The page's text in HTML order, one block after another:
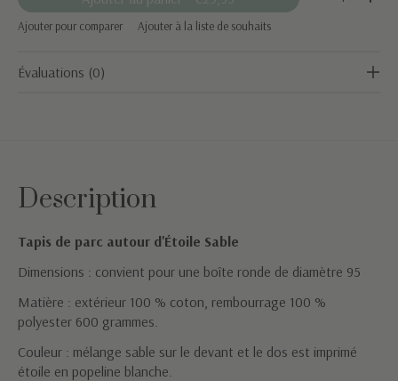
Ajouter pour comparer Ajouter à la liste de souhaits
Évaluations (0)
Description
Tapis de parc autour d'Étoile Sable
Dimensions : convient pour une boîte ronde de diamètre 95
Matière : extérieur 100 % coton, rembourrage 100 %
polyester 600 grammes.
Couleur : mélange sable sur le devant et le dos est imprimé
étoile en popeline blanche.